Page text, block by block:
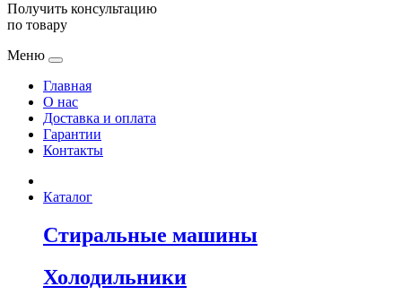
Получить консультацию
по товару
Меню
Главная
О нас
Доставка и оплата
Гарантии
Контакты
Каталог
Стиральные машины
Холодильники